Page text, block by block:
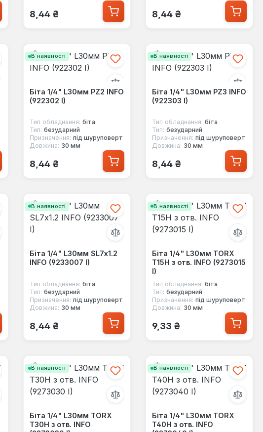
Звичайна ціна:
8,44 ₴ Звичайна ціна:
8,44 ₴
В наявності
Біта 1/4" L30мм PZ2 INFO
(922302 I)
Тип обладнання: біта
Тип: безударний
Призначення: під шуруповерт
Довжина: 30 мм
Звичайна ціна:
8,44 ₴
В наявності
Біта 1/4" L30мм PZ3 INFO
(922303 I)
Тип обладнання: біта
Тип: безударний
Призначення: під шуруповерт
Довжина: 30 мм
Звичайна ціна:
8,44 ₴
В наявності
Біта 1/4" L30мм SL7x1.2
INFO (9233007 I)
Тип обладнання: біта
Тип: безударний
Призначення: під шуруповерт
Довжина: 30 мм
Звичайна ціна:
8,44 ₴
В наявності
Біта 1/4" L30мм TORX
T15H з отв. INFO (9273015
I)
Тип обладнання: біта
Тип: безударний
Призначення: під шуруповерт
Довжина: 30 мм
Звичайна ціна:
9,33 ₴
В наявності
Біта 1/4" L30мм TORX
T30H з отв. INFO
В наявності
Біта 1/4" L30мм TORX
T40H з отв. INFO